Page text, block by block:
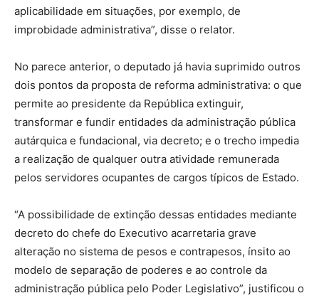
aplicabilidade em situações, por exemplo, de
improbidade administrativa”, disse o relator.
No parece anterior, o deputado já havia suprimido outros
dois pontos da proposta de reforma administrativa: o que
permite ao presidente da República extinguir,
transformar e fundir entidades da administração pública
autárquica e fundacional, via decreto; e o trecho impedia
a realização de qualquer outra atividade remunerada
pelos servidores ocupantes de cargos típicos de Estado.
“A possibilidade de extinção dessas entidades mediante
decreto do chefe do Executivo acarretaria grave
alteração no sistema de pesos e contrapesos, ínsito ao
modelo de separação de poderes e ao controle da
administração pública pelo Poder Legislativo”, justificou o